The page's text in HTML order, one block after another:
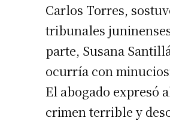
Carlos Torres,
tribunales
parte, Susana
ocurría con
El abogado expresó
crimen terrible y